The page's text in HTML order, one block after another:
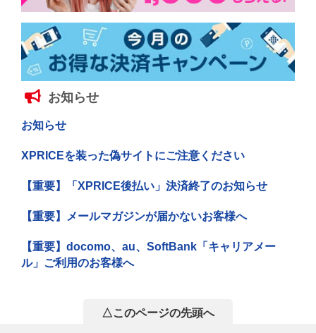
お知らせ
お知らせ
XPRICEを装った偽サイトにご注意ください
【重要】「XPRICE後払い」決済終了のお知らせ
【重要】メールマガジンが届かないお客様へ
【重要】docomo、au、SoftBank「キャリアメー
ル」ご利用のお客様へ
△このページの先頭へ